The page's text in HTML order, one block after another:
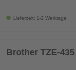
Lieferzeit: 1-2 Werktage
Brother TZE-